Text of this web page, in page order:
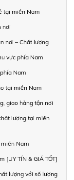
tại miền Nam
nơi
nơi – Chất lượng
vực phía Nam
Nam
tại miền Nam
giao hàng tận nơi
lượng tại miền
Nam
[UY TÍN & GIÁ TỐT]
lượng với số lượng